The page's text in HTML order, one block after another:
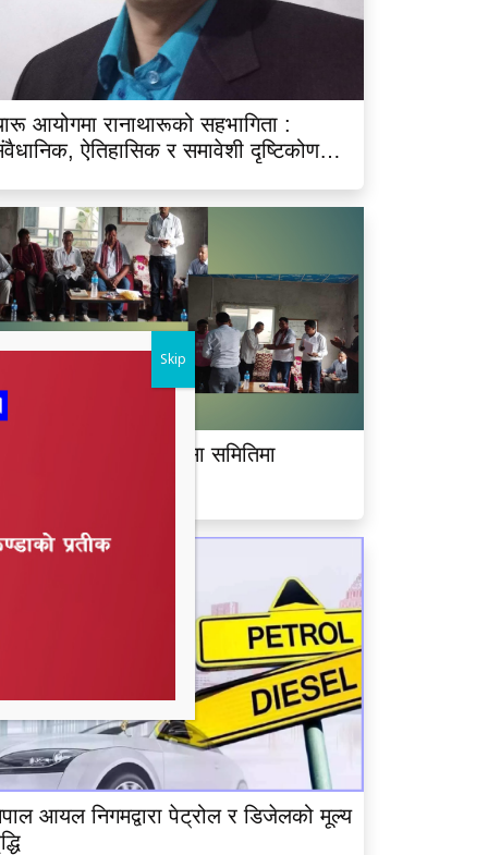
आयोगमा रानाथारूको सहभागिता :
ऐतिहासिक र समावेशी दृष्टिकोणबाट
नगर बरघर भलमन्सा समितिमा
आयल निगमद्वारा पेट्रोल र डिजेलको मूल्य
Skip